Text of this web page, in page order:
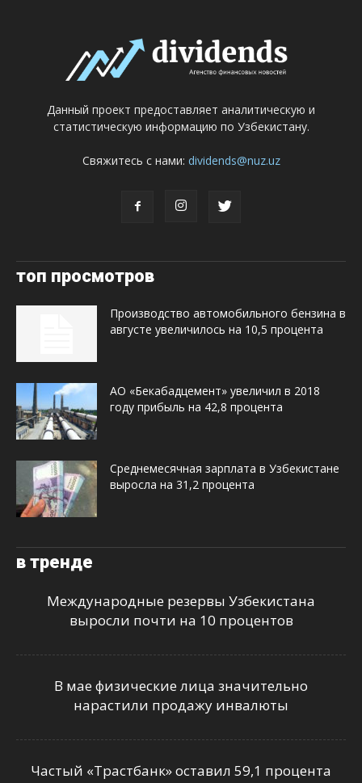
Данный проект предоставляет аналитическую и
статистическую информацию по Узбекистану.
Свяжитесь с нами: dividends@nuz.uz
топ просмотров
Производство автомобильного бензина в
августе увеличилось на 10,5 процента
АО «Бекабадцемент» увеличил в 2018
году прибыль на 42,8 процента
Среднемесячная зарплата в Узбекистане
выросла на 31,2 процента
в тренде
Международные резервы Узбекистана
выросли почти на 10 процентов
В мае физические лица значительно
нарастили продажу инвалюты
Частый «Трастбанк» оставил 59,1 процента